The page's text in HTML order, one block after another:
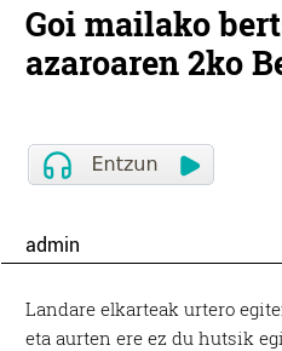
Goi mailako
azaroaren 2ko
admin
Landare elkarteak urtero
eta aurten ere ez du hutsik